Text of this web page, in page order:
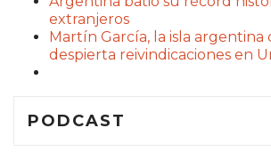
extranjeros
Martín García, la isla argentina
despierta reivindicaciones en
PODCAST